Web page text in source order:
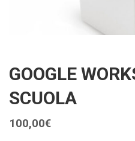
GOOGLE
SCUOLA
100,00€